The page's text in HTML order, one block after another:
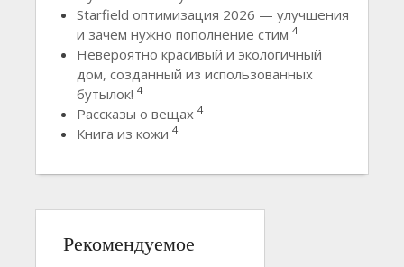
Starfield оптимизация 2026 — улучшения
и зачем нужно пополнение стим 4
Невероятно красивый и экологичный
дом, созданный из использованных
бутылок! 4
Рассказы о вещах 4
Книга из кожи 4
Рекомендуемое